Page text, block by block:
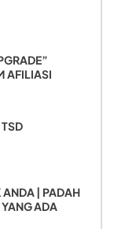
AFILIASI
ANDA | PADAH
ADA